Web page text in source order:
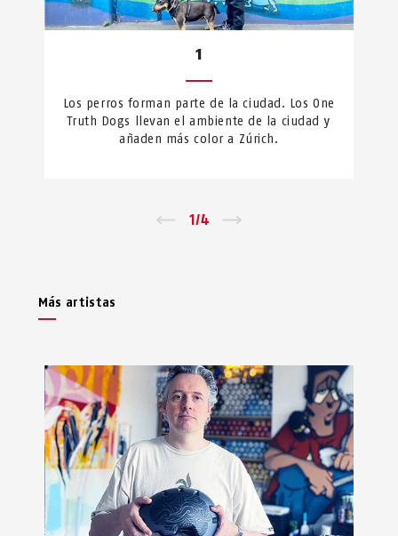
1
Los perros forman parte de la ciudad. Los One
Truth Dogs llevan el ambiente de la ciudad y
añaden más color a Zúrich.
1/4
Más artistas